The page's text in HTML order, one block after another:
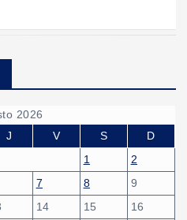
2026
J V S
D
1
2
7 8
9
14 15
16